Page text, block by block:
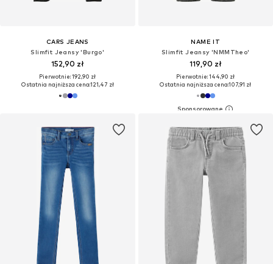
CARS JEANS
Slimfit Jeansy 'Burgo'
152,90 zł
Pierwotnie: 192,90 zł
Ostatnia najniższa cena:121,47 zł
NAME IT
Slimfit Jeansy 'NMMTheo'
119,90 zł
Pierwotnie: 144,90 zł
Ostatnia najniższa cena:107,91 zł